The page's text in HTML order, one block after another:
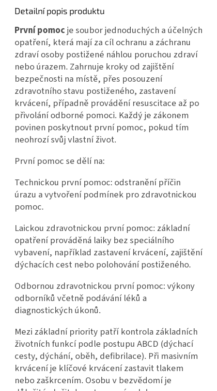
Detailní popis produktu
První pomocje soubor jednoduchých a účelných
opatření, která mají za cíl ochranu a záchranu
zdraví osoby postižené náhlou poruchou zdraví
nebo úrazem. Zahrnuje kroky od zajištění
bezpečnosti na místě, přes posouzení
zdravotního stavu postiženého, zastavení
krvácení, případně provádění resuscitace až po
přivolání odborné pomoci. Každý je zákonem
povinen poskytnout první pomoc, pokud tím
neohrozí svůj vlastní život.
První pomoc se dělí na:
Technickou první pomoc: odstranění příčin
úrazu a vytvoření podmínek pro zdravotnickou
pomoc.
Laickou zdravotnickou první pomoc: základní
opatření prováděná laiky bez speciálního
vybavení, například zastavení krvácení, zajištění
dýchacích cest nebo polohování postiženého.
Odbornou zdravotnickou první pomoc: výkony
odborníků včetně podávání léků a
diagnostických úkonů.
Mezi základní priority patří kontrola základních
životních funkcí podle postupu ABCD (dýchací
cesty, dýchání, oběh, defibrilace). Při masivním
krvácení je klíčové krvácení zastavit tlakem
nebo zaškrcením. Osobu v bezvědomí je